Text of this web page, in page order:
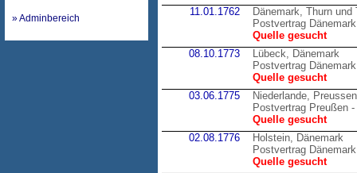
» Adminbereich
11.01.1762
Dänemark, Thurn und
Postvertrag
Quelle gesucht
08.10.1773
Lübeck, Dänemark
Postvertrag
Quelle gesucht
03.06.1775
Niederlande, Preussen
Postvertrag Preußen
Quelle gesucht
02.08.1776
Holstein, Dänemark
Postvertrag
Quelle gesucht